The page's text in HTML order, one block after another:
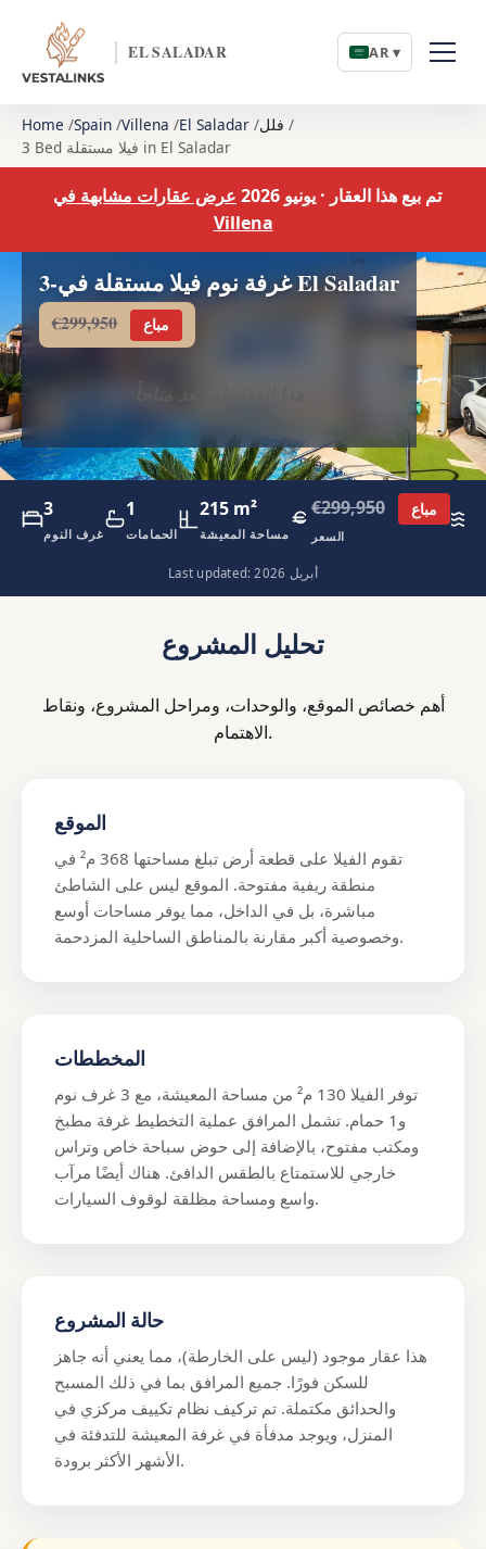
EL SALADAR AR ▾
Home Spain Villena El Saladar فلل
3 Bed فيلا مستقلة in El Saladar
تم بيع هذا العقار · يونيو 2026
عرض عقارات مشابهة في
Villena
3-غرفة نوم فيلا مستقلة في El Saladar
€299,950 مباع
هذا العقار لم يعد متاحاً
3
غرف النوم
1
الحمامات
215 m²
مساحة المعيشة
€299,950 مباع
السعر
Last updated: أبريل 2026
تحليل المشروع
أهم خصائص الموقع، والوحدات، ومراحل المشروع، ونقاط
الاهتمام.
الموقع
تقوم الفيلا على قطعة أرض تبلغ مساحتها 368 م² في
منطقة ريفية مفتوحة. الموقع ليس على الشاطئ
مباشرة، بل في الداخل، مما يوفر مساحات أوسع
وخصوصية أكبر مقارنة بالمناطق الساحلية المزدحمة.
المخططات
توفر الفيلا 130 م² من مساحة المعيشة، مع 3 غرف نوم
و1 حمام. تشمل المرافق عملية التخطيط غرفة مطبخ
ومكتب مفتوح، بالإضافة إلى حوض سباحة خاص وتراس
خارجي للاستمتاع بالطقس الدافئ. هناك أيضًا مرآب
واسع ومساحة مظلقة لوقوف السيارات.
حالة المشروع
هذا عقار موجود (ليس على الخارطة)، مما يعني أنه جاهز
للسكن فورًا. جميع المرافق بما في ذلك المسبح
والحدائق مكتملة. تم تركيف نظام تكييف مركزي في
المنزل، ويوجد مدفأة في غرفة المعيشة للتدفئة في
الأشهر الأكثر برودة.